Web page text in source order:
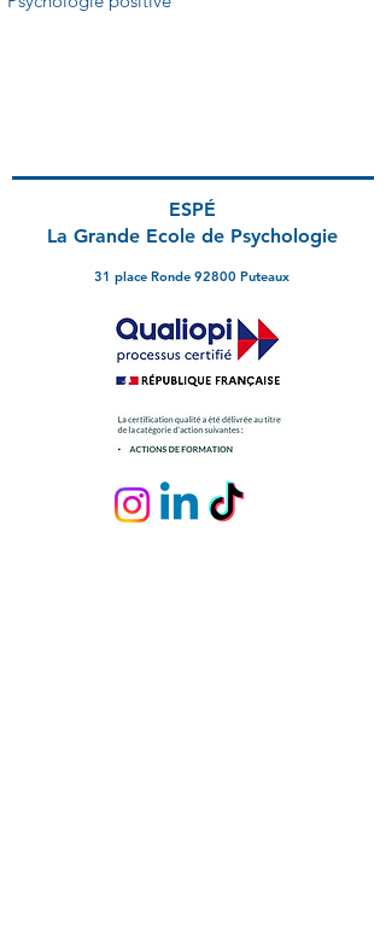
ESPÉ
La Grande Ecole de Psychologie
31 place Ronde 92800 Puteaux